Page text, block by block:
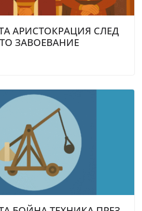
АРИСТОКРАЦИЯ СЛЕД
ЗАВОЕВАНИЕ